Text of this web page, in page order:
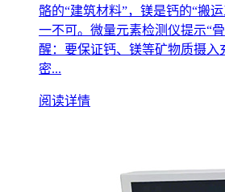
骼的“建筑材料”，镁是钙的“搬
一不可。微量元素检测仪提示“
醒：要保证钙、镁等矿物质摄入
密...
阅读详情